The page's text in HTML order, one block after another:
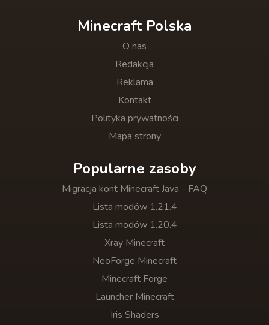
Minecraft Polska
O nas
Redakcja
Reklama
Kontakt
Polityka prywatności
Mapa strony
Popularne zasoby
Migracja kont Minecraft Java - FAQ
Lista modów 1.21.4
Lista modów 1.20.4
Xray Minecraft
NeoForge Minecraft
Minecraft Forge
Launcher Minecraft
Iris Shaders